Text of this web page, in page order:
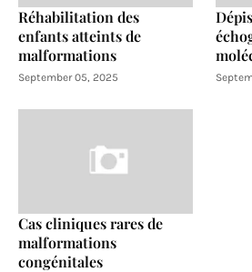
Réhabilitation des
enfants atteints de
malformations
September 05, 2025
Cas cliniques rares de
malformations
congénitales